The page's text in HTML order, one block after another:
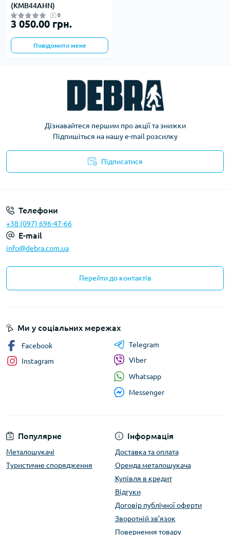
(KMB44AHN)
0
3 050.00 грн.
Повідомити мене
Дізнавайтеся першим про акції та знижки
Підпишіться на нашу e-mail розсилку
Підписатися
Телефони
+38 (097) 696-47-66
E-mail
info@debra.com.ua
Перейти до контактів
Популярне
Металошукачі
Туристичне спорядження
Інформація
Доставка та оплата
Оренда металошукача
Купівля в кредит
Відгуки
Договір публічної оферти
Зворотній зв’язок
Повернення товару
Ми у соціальних мережах
Facebook
Instagram
Telegram
Viber
Whatsapp
Messenger